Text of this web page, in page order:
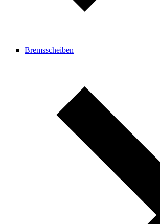
Bremsscheiben